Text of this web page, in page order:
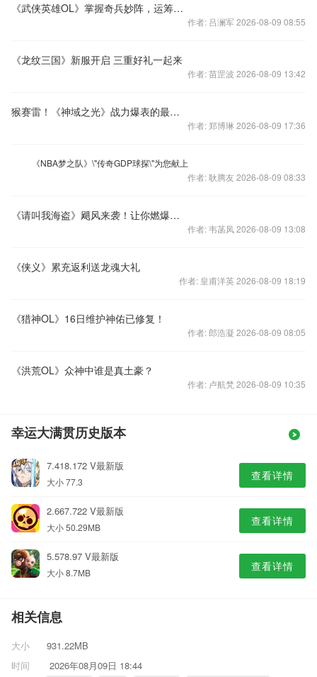
《武侠英雄OL》掌握奇兵妙阵，运筹帷幄决胜千里.
作者: 吕澜军 2026-08-09 08:55
《龙纹三国》新服开启 三重好礼一起来
作者: 苗罡波 2026-08-09 13:42
猴赛雷！《神域之光》战力爆表的最强神装
作者: 郑博琳 2026-08-09 17:36
《NBA梦之队》\"传奇GDP球探\"为您献上
作者: 耿腾友 2026-08-09 08:33
《请叫我海盗》飓风来袭！让你燃爆夏天！
作者: 韦菡凤 2026-08-09 13:08
《侠义》累充返利送龙魂大礼
作者: 皇甫洋英 2026-08-09 18:19
《猎神OL》16日维护神佑已修复！
作者: 郎浩凝 2026-08-09 08:05
《洪荒OL》众神中谁是真土豪？
作者: 卢航梵 2026-08-09 10:35
幸运大满贯历史版本
7.418.172 V最新版
大小 77.3 查看详情
2.667.722 V最新版
大小 50.29MB 查看详情
5.578.97 V最新版
大小 8.7MB 查看详情
相关信息
大小
931.22MB
时间
2026年08月09日 18:44